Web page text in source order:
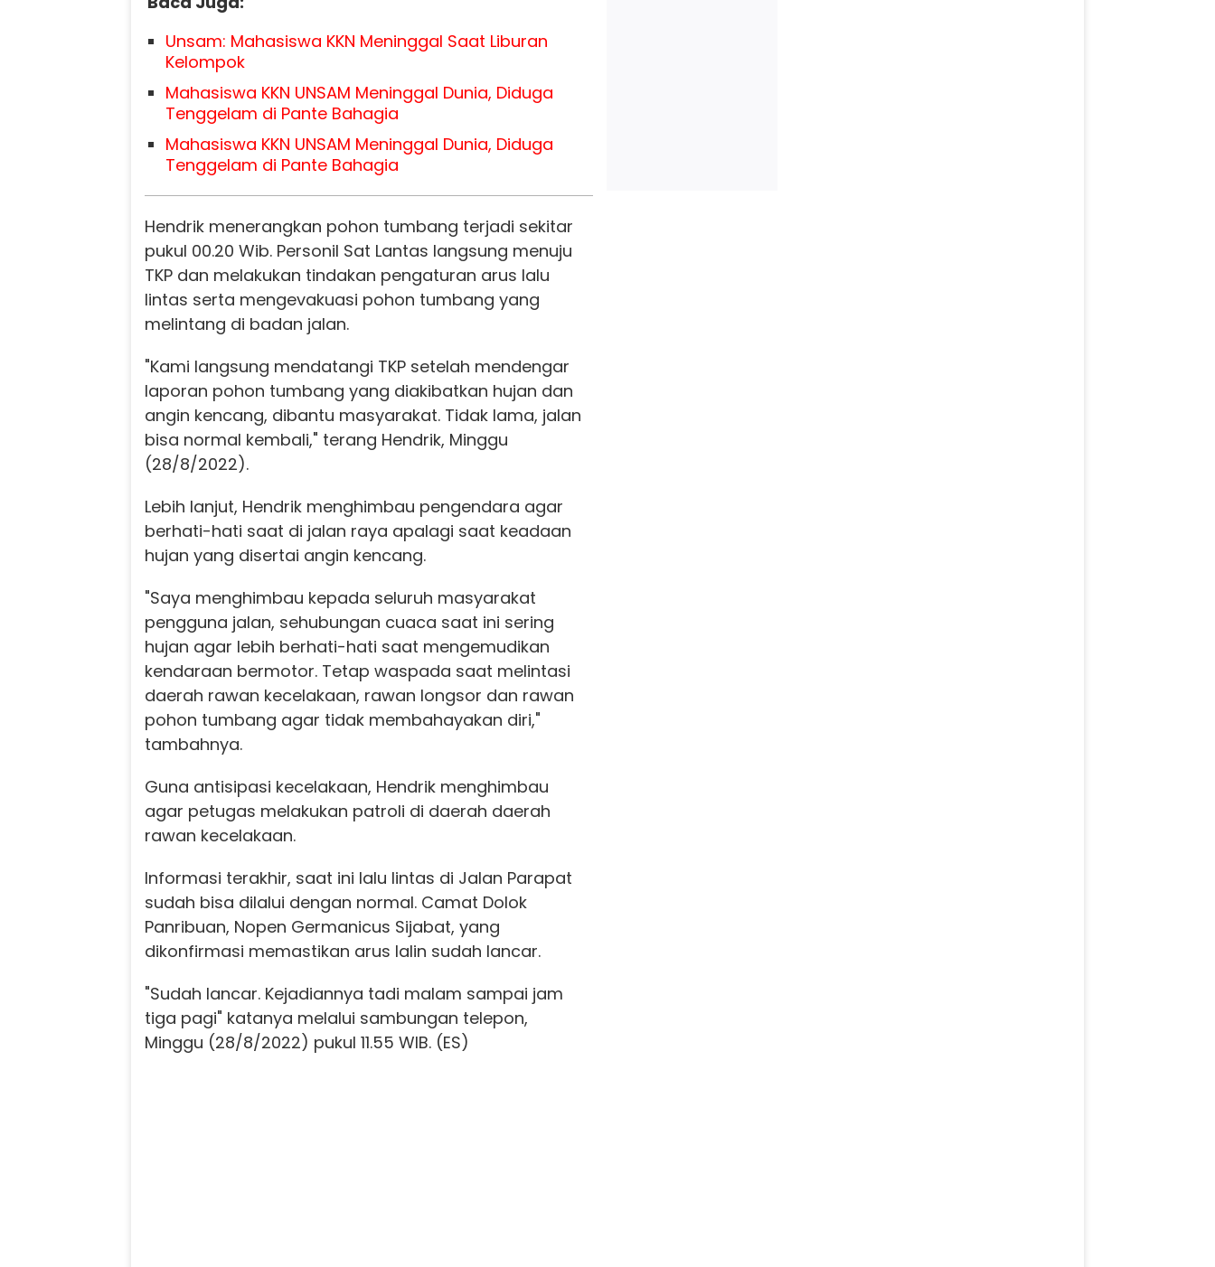
Unsam: Mahasiswa KKN Meninggal Saat Liburan
Kelompok
Mahasiswa KKN UNSAM Meninggal Dunia, Diduga
Tenggelam di Pante Bahagia
Mahasiswa KKN UNSAM Meninggal Dunia, Diduga
Tenggelam di Pante Bahagia
Hendrik menerangkan pohon tumbang terjadi sekitar
pukul 00.20 Wib. Personil Sat Lantas langsung menuju
TKP dan melakukan tindakan pengaturan arus lalu
lintas serta mengevakuasi pohon tumbang yang
melintang di badan jalan.
"Kami langsung mendatangi TKP setelah mendengar
laporan pohon tumbang yang diakibatkan hujan dan
angin kencang, dibantu masyarakat. Tidak lama, jalan
bisa normal kembali," terang Hendrik, Minggu
(28/8/2022).
Lebih lanjut, Hendrik menghimbau pengendara agar
berhati-hati saat di jalan raya apalagi saat keadaan
hujan yang disertai angin kencang.
"Saya menghimbau kepada seluruh masyarakat
pengguna jalan, sehubungan cuaca saat ini sering
hujan agar lebih berhati-hati saat mengemudikan
kendaraan bermotor. Tetap waspada saat melintasi
daerah rawan kecelakaan, rawan longsor dan rawan
pohon tumbang agar tidak membahayakan diri,"
tambahnya.
Guna antisipasi kecelakaan, Hendrik menghimbau
agar petugas melakukan patroli di daerah daerah
rawan kecelakaan.
Informasi terakhir, saat ini lalu lintas di Jalan Parapat
sudah bisa dilalui dengan normal. Camat Dolok
Panribuan, Nopen Germanicus Sijabat, yang
dikonfirmasi memastikan arus lalin sudah lancar.
"Sudah lancar. Kejadiannya tadi malam sampai jam
tiga pagi" katanya melalui sambungan telepon,
Minggu (28/8/2022) pukul 11.55 WIB. (ES)